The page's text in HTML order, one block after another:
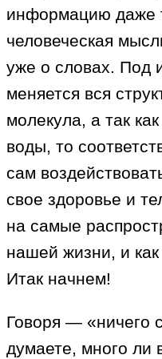
информацию даже
человеческая
уже о словах. Под
меняется вся
молекула, а так
воды, то
сам
свое здоровье и
на самые
нашей жизни, и
Итак начнем!
Говоря — «ничего
думаете, много ли